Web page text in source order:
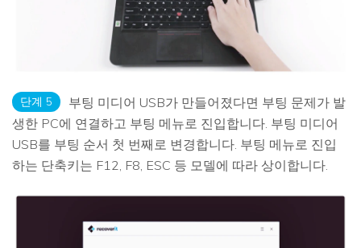
단계 5
부팅 미디어 USB가 만들어졌다면 부팅 문제가 발
생한 PC에 연결하고 부팅 메뉴로 진입합니다. 부팅 미디어
USB를 부팅 순서 첫 번째로 변경합니다. 부팅 메뉴로 진입
하는 단축키는 F12, F8, ESC 등 모델에 따라 상이합니다.